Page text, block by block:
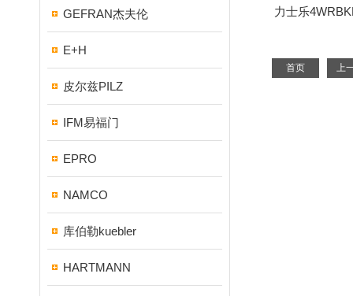
GEFRAN杰夫伦
E+H
皮尔兹PILZ
IFM易福门
EPRO
NAMCO
库伯勒kuebler
HARTMANN
力士乐
首页 上